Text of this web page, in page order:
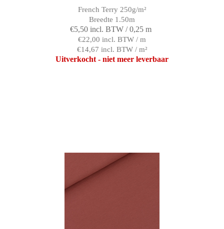
French Terry 250g/m²
Breedte 1.50m
€5,50 incl. BTW / 0,25 m
€22,00 incl. BTW / m
€14,67 incl. BTW / m²
Uitverkocht - niet meer leverbaar